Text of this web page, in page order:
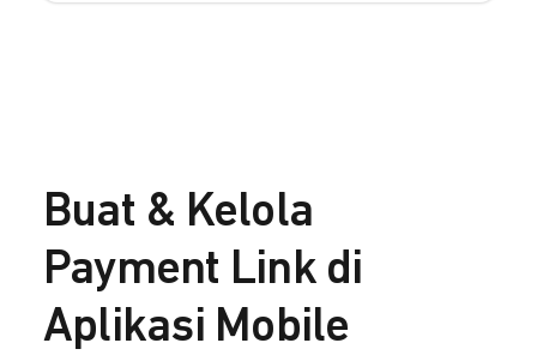
Buat & Kelola
Payment Link di
Aplikasi Mobile